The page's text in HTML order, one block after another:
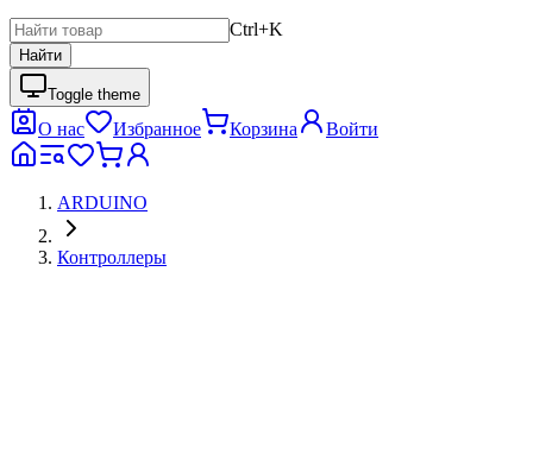
Ctrl+K
Найти
Toggle theme
О нас Избранное Корзина Войти
ARDUINO
Контроллеры